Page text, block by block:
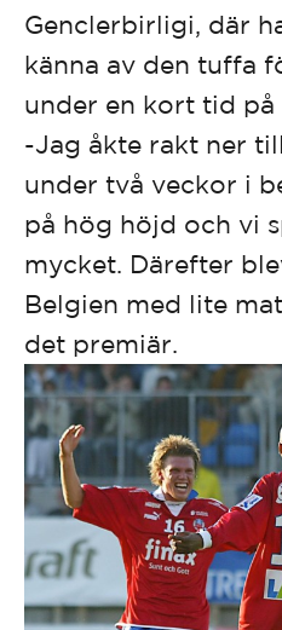
Genclerbirligi, där
känna av den tuffa
under en kort tid på
-Jag åkte rakt ner
under två veckor i
på hög höjd och vi
mycket. Därefter
Belgien med lite
det premiär.